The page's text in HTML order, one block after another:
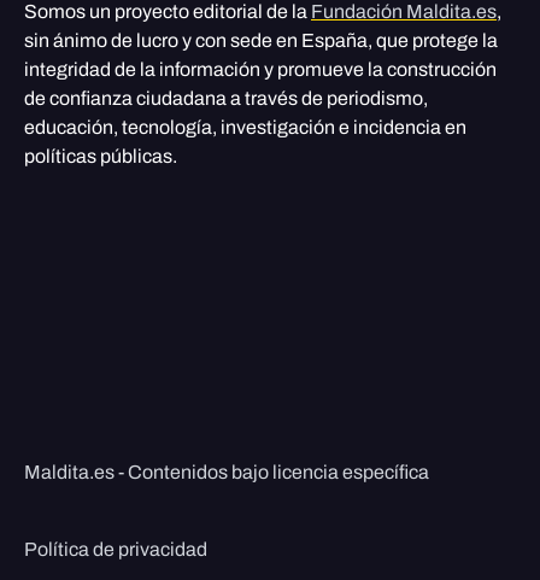
Somos un proyecto editorial de la Fundación Maldita.es,
sin ánimo de lucro y con sede en España, que protege la
integridad de la información y promueve la construcción
de confianza ciudadana a través de periodismo,
educación, tecnología, investigación e incidencia en
políticas públicas.
Maldita.es - Contenidos bajo licencia específica
Política de privacidad